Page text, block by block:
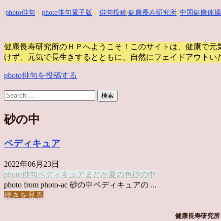
photo俳句 photo俳句電子版 俳句投稿 健康長寿研究所 中国健康体操
健康長寿研究所のＨＰへようこそ！このサイトは、健康で
けず、元気で長生きするとともに、自然にフェイドアウトい
photo俳句を投稿する
砂の中
ペディキュア
2022年06月23日
photo俳句ペディキュア まどか夏の色砂の中
photo from photo-ac 砂の中ペディキュアの ...
続きを見る
健康長寿研究